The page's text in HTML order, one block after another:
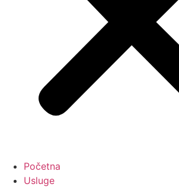
Početna
Usluge